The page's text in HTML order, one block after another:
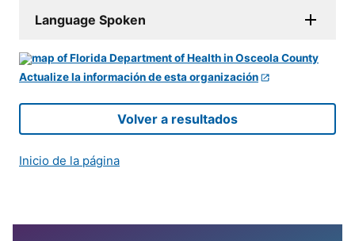
Language Spoken
Actualize la información de esta organización
Volver a resultados
Inicio de la página